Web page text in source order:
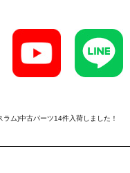
ム)中古パーツ14件入荷しました！